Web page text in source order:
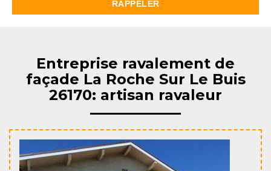
Entreprise ravalement de
façade La Roche Sur Le Buis
26170: artisan ravaleur